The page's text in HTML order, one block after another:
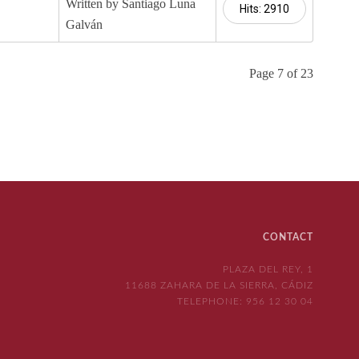
Written by Santiago Luna
Galván
Hits: 2910
Page 7 of 23
CONTACT
PLAZA DEL REY, 1
11688 ZAHARA DE LA SIERRA, CÁDIZ
TELEPHONE: 956 12 30 04